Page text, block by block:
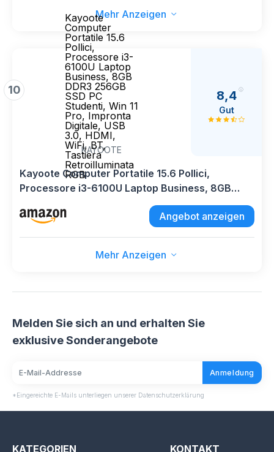
Mehr Anzeigen
10
Kayoote
Computer
Portatile 15.6
Pollici,
Processore i3-
6100U Laptop
Business, 8GB
DDR3 256GB
SSD PC
Studenti, Win 11
Pro, Impronta
Digitale, USB
3.0, HDMI,
WiFi, BT,
Tastiera
Retroilluminata
RGB
KAYOOTE
8,4
Gut
Kayoote Computer Portatile 15.6 Pollici,
Processore i3-6100U Laptop Business, 8GB
DDR3 256GB SSD PC Studenti, Win 11 Pro,
Impronta Digitale, USB 3.0, HDMI, WiFi, BT,
Angebot anzeigen
Mehr Anzeigen
Melden Sie sich an und erhalten Sie
exklusive Sonderangebote
Anmeldung
*Eingereichte E-Mails unterliegen unserer Datenschutzerklärung
KATEGORIEN KONTAKT